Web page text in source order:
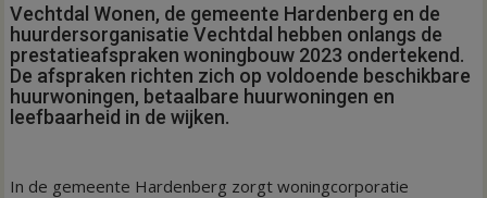
Vechtdal Wonen, de gemeente Hardenberg en de
huurdersorganisatie Vechtdal hebben onlangs de
prestatieafspraken woningbouw 2023 ondertekend.
De afspraken richten zich op voldoende beschikbare
huurwoningen, betaalbare huurwoningen en
leefbaarheid in de wijken.
In de gemeente Hardenberg zorgt woningcorporatie